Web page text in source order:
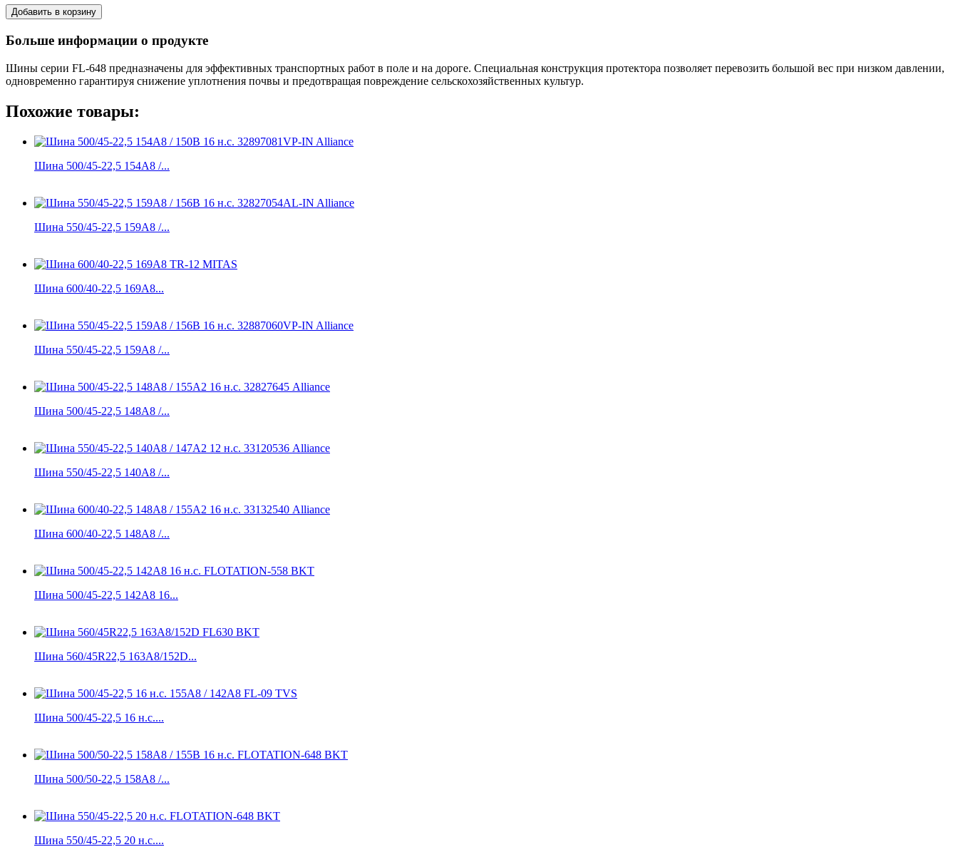
Больше информации о продукте
Шины серии FL-648 предназначены для эффективных транспортных работ в поле и на дороге. Специальная конструкция протектора позволяет перевозить большой вес при низком давлении,
одновременно гарантируя снижение уплотнения почвы и предотвращая повреждение сельскохозяйственных культур.
Похожие товары:
Шина 500/45-22,5 154A8 /...
Шина 550/45-22,5 159A8 /...
Шина 600/40-22,5 169A8...
Шина 550/45-22,5 159A8 /...
Шина 500/45-22,5 148A8 /...
Шина 550/45-22,5 140A8 /...
Шина 600/40-22,5 148A8 /...
Шина 500/45-22,5 142А8 16...
Шина 560/45R22,5 163A8/152D...
Шина 500/45-22,5 16 н.с....
Шина 500/50-22,5 158A8 /...
Шина 550/45-22,5 20 н.с....